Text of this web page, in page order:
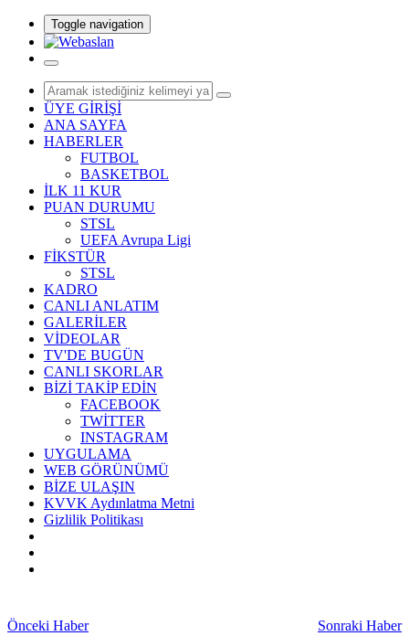
Toggle navigation
ÜYE GİRİŞİ
ANA SAYFA
HABERLER
FUTBOL
BASKETBOL
İLK 11 KUR
PUAN DURUMU
STSL
UEFA Avrupa Ligi
FİKSTÜR
STSL
KADRO
CANLI ANLATIM
GALERİLER
VİDEOLAR
TV'DE BUGÜN
CANLI SKORLAR
BİZİ TAKİP EDİN
FACEBOOK
TWİTTER
INSTAGRAM
UYGULAMA
WEB GÖRÜNÜMÜ
BİZE ULAŞIN
KVVK Aydınlatma Metni
Gizlilik Politikası
Önceki Haber Sonraki Haber